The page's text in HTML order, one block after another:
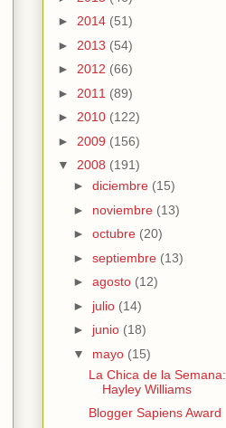
► 2014 (51)
► 2013 (54)
► 2012 (66)
► 2011 (89)
► 2010 (122)
► 2009 (156)
▼ 2008 (191)
► diciembre (15)
► noviembre (13)
► octubre (20)
► septiembre (13)
► agosto (12)
► julio (14)
► junio (18)
▼ mayo (15)
La Chica de la Semana:
Hayley Williams
Blogger Sapiens Award